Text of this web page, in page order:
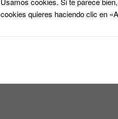
cookies quieres haciendo clic en